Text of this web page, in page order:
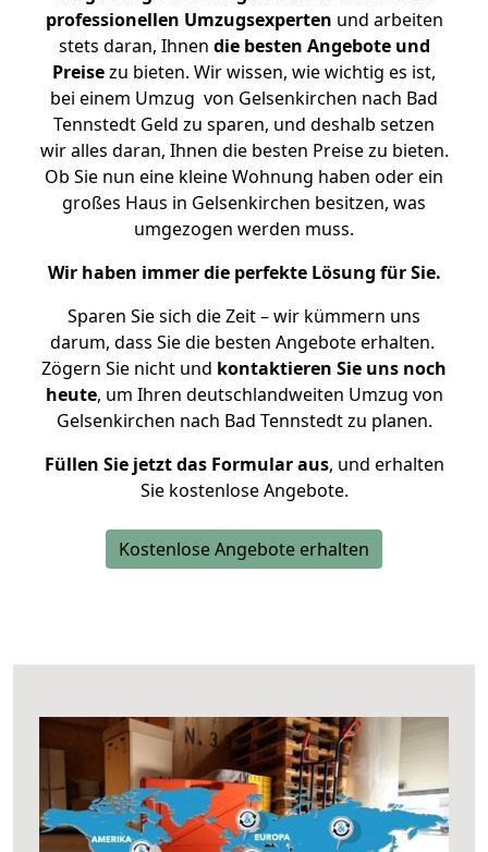
professionellen Umzugsexperten und arbeiten
stets daran, Ihnen die besten Angebote und
Preisezu bieten. Wir wissen, wie wichtig es ist,
bei einem Umzug von Gelsenkirchen nach Bad
Tennstedt Geld zu sparen, und deshalb setzen
wir alles daran, Ihnen die besten Preise zu bieten.
Ob Sie nun eine kleine Wohnung haben oder ein
großes Haus in Gelsenkirchen besitzen, was
umgezogen werden muss.
Wir haben immer die perfekte Lösung für Sie.
Sparen Sie sich die Zeit – wir kümmern uns
darum, dass Sie die besten Angebote erhalten.
Zögern Sie nicht und kontaktieren Sie uns noch
heute, um Ihren deutschlandweiten Umzug von
Gelsenkirchen nach Bad Tennstedt zu planen.
Füllen Sie jetzt das Formular aus, und erhalten
Sie kostenlose Angebote.
Kostenlose Angebote erhalten